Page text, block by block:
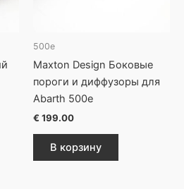
500e
Maxton Design Боковые
пороги и диффузоры для
Abarth 500e
€ 199.00
В корзину